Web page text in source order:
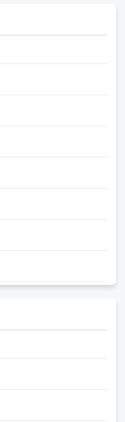
文免费阅读无弹窗
暗恋免费阅读
是男男吗
bysuperpanda
讲的是什么
说暗恋TXT明人不说